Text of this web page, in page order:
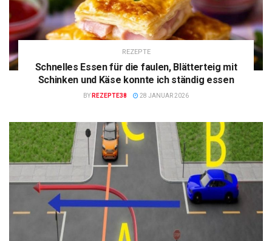
REZEPTE
Schnelles Essen für die faulen, Blätterteig mit
Schinken und Käse konnte ich ständig essen
BY REZEPTE38 28 JANUAR 2026